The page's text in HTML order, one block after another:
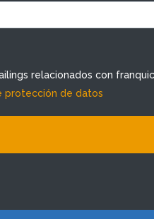
relacionados con
protección de datos